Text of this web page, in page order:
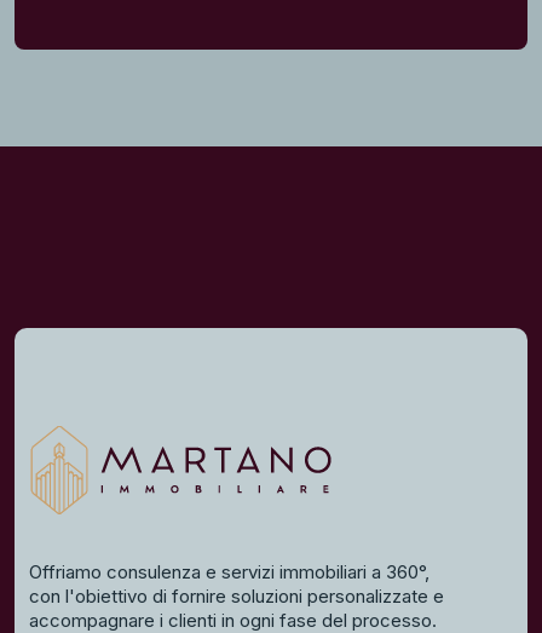
Offriamo consulenza e servizi immobiliari a 360°,
con l'obiettivo di fornire soluzioni personalizzate e
accompagnare i clienti in ogni fase del processo.